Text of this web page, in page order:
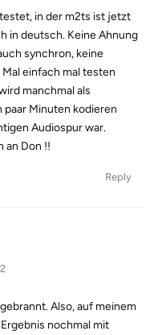
in der m2ts ist jetzt
in deutsch. Keine Ahnung
synchron, keine
einfach mal testen
manchmal als
paar Minuten kodieren
Audiospur war.
an Don !!
Reply
Also, auf meinem
nochmal mit